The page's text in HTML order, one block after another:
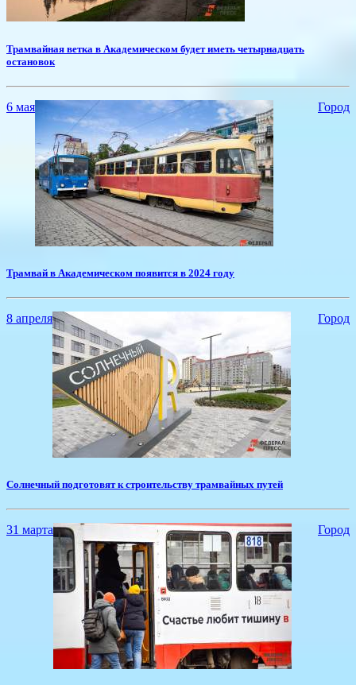
​Трамвайная ветка в Академическом будет иметь четырнадцать
остановок
6 мая Город
Трамвай в Академическом появится в 2024 году
8 апреля Город
Солнечный подготовят к строительству трамвайных путей
31 марта Город